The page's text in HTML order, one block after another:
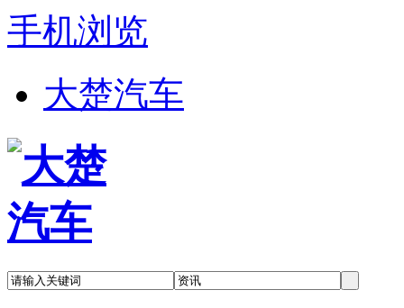
手机浏览
大楚汽车